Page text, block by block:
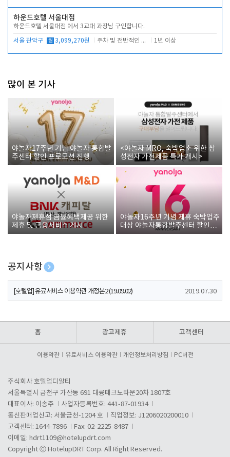
하운드호텔 서울대점
하운드호텔 서울대점 에서 3교대 과장님 구인합니다.
서울 관악구 월 3,099,270원 주차 및 전반적인 당번업무 1년 이상
많이 본 기사
야놀자17주년 기념 야놀자 통합발
주센터 할인 프로모션 진행
<야놀자 MRO, 숙박업소 위한 삼
성전자 가전제품 특가 개시>
야놀자제휴점 금융혜택제공 위한
제휴 및 금융서비스 게시
야놀자16주년 기념 제휴 숙박업주
대상 야놀자통합발주센터 할인쿠
폰 증정
공지사항
[호텔업] 개인정보 처리방침 개정본1 (19.09.02)
[호텔업] 유료서비스 이용약관 개정본2 (19.09.02) 2019.07.30
홈 광고제휴 고객센터
이용약관 유료서비스 이용약관 개인정보처리방침 PC버전
주식회사 호텔업디알티
서울특별시 금천구 가산동 691 대륭테크노타운20차 1807호
대표이사: 이송주
사업자등록번호: 441-87-01934
통신판매업신고: 서울금천-1204 호
직업정보: J1206020200010
고객센터: 1644-7896
Fax: 02-2225-8487
이메일: hdrt1109@hotelupdrt.com
Copyright ⓒ HotelupDRT Corp. All Right Reserved.